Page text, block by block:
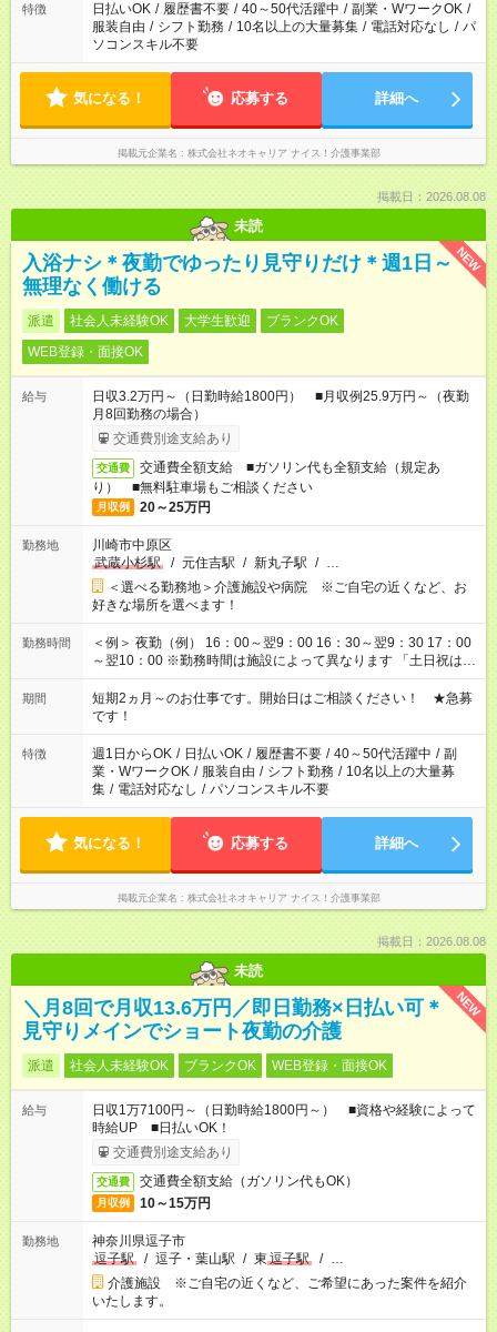
特徴 日払いOK / 履歴書不要 / 40～50代活躍中 / 副業・WワークOK /
服装自由 / シフト勤務 / 10名以上の大量募集 / 電話対応なし / パ
ソコンスキル不要
気になる！ 応募する 詳細へ
掲載元企業名 株式会社ネオキャリア ナイス！介護事業部
掲載日：2026.08.08
未読
NEW
入浴ナシ＊夜勤でゆったり見守りだけ＊週1日～
無理なく働ける
派遣 社会人未経験OK 大学生歓迎
ブランクOK
WEB登録・面接OK
給与
日収3.2万円～（日勤時給1800円） ■月収例25.9万円～（夜勤
月8回勤務の場合）
交通費別途支給あり
交通費
交通費全額支給 ■ガソリン代も全額支給（規定あ
り） ■無料駐車場もご相談ください
月収例 20～25万円
勤務地
川崎市中原区
武蔵小杉駅
/ 元住吉駅 / 新丸子駅 / …
＜選べる勤務地＞介護施設や病院 ※ご自宅の近くなど、お
好きな場所を選べます！
勤務時間
＜例＞ 夜勤（例） 16：00～翌9：00 16：30～翌9：30 17：00
～翌10：00 ※勤務時間は施設によって異なります 「土日祝は休
みたい」 「しっかり稼ぎたい」 「もう少し遅い時間から始めた
い」など ご希望にあったお仕事をご案内いたします。 ※未経験
の方の場合は1～2ヶ月間は日中での仕事を経験いただき、 お
仕事に慣れてからの夜勤になります。 ★家庭の都合でお休みが
必要な場合も遠慮なくご相談ください。
期間
短期2ヵ月～のお仕事です。開始日はご相談ください！ ★急募
です！
特徴 週1日からOK / 日払いOK / 履歴書不要 / 40～50代活躍中 / 副
業・WワークOK / 服装自由 / シフト勤務 / 10名以上の大量募
集 / 電話対応なし / パソコンスキル不要
気になる！ 応募する 詳細へ
掲載元企業名 株式会社ネオキャリア ナイス！介護事業部
掲載日：2026.08.08
未読
NEW
＼月8回で月収13.6万円／即日勤務×日払い可＊
見守りメインでショート夜勤の介護
派遣 社会人未経験OK ブランクOK WEB登録・面接OK
給与
日収1万7100円～（日勤時給1800円～） ■資格や経験によって
時給UP ■日払いOK！
交通費別途支給あり
交通費 交通費全額支給（ガソリン代もOK）
月収例 10～15万円
勤務地
神奈川県逗子市
逗子駅
/ 逗子・葉山駅 / 東 逗子駅 / …
介護施設 ※ご自宅の近くなど、ご希望にあった案件を紹介
いたします。